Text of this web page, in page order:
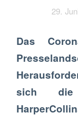
29.
Das
sich die